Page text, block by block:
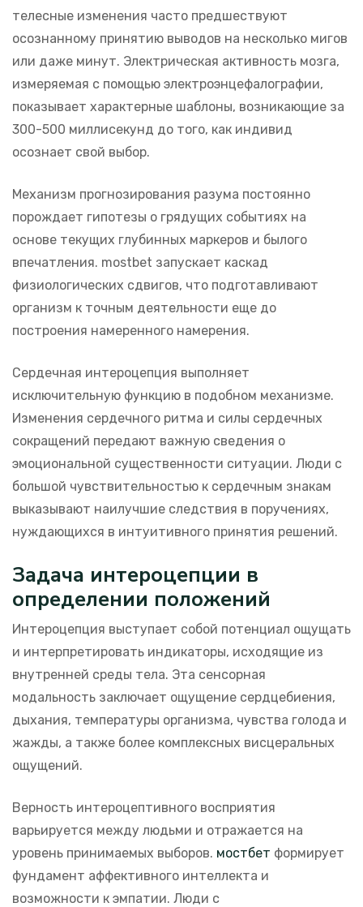
телесные изменения часто предшествуют
осознанному принятию выводов на несколько мигов
или даже минут. Электрическая активность мозга,
измеряемая с помощью электроэнцефалографии,
показывает характерные шаблоны, возникающие за
300-500 миллисекунд до того, как индивид
осознает свой выбор.
Механизм прогнозирования разума постоянно
порождает гипотезы о грядущих событиях на
основе текущих глубинных маркеров и былого
впечатления. mostbet запускает каскад
физиологических сдвигов, что подготавливают
организм к точным деятельности еще до
построения намеренного намерения.
Сердечная интероцепция выполняет
исключительную функцию в подобном механизме.
Изменения сердечного ритма и силы сердечных
сокращений передают важную сведения о
эмоциональной существенности ситуации. Люди с
большой чувствительностью к сердечным знакам
выказывают наилучшие следствия в поручениях,
нуждающихся в интуитивного принятия решений.
Задача интероцепции в
определении положений
Интероцепция выступает собой потенциал ощущать
и интерпретировать индикаторы, исходящие из
внутренней среды тела. Эта сенсорная
модальность заключает ощущение сердцебиения,
дыхания, температуры организма, чувства голода и
жажды, а также более комплексных висцеральных
ощущений.
Верность интероцептивного восприятия
варьируется между людьми и отражается на
уровень принимаемых выборов. мостбет формирует
фундамент аффективного интеллекта и
возможности к эмпатии. Люди с